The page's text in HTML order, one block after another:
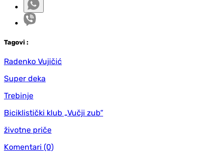
Tagovi :
Radenko Vujičić
Super deka
Trebinje
Biciklistički klub „Vučji zub“
životne priče
Komentari (0)